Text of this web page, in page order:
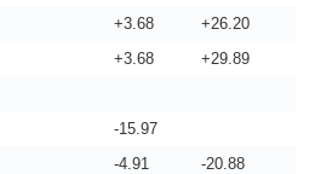
+3.68
+26.20
+3.68
+29.89
-15.97
-4.91
-20.88